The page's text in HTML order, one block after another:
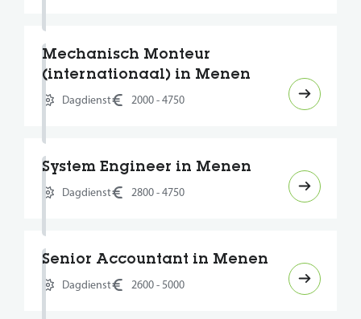
Mechanisch Monteur
(internationaal) in Menen
Dagdienst 2000 - 4750
System Engineer in Menen
Dagdienst 2800 - 4750
Senior Accountant in Menen
Dagdienst 2600 - 5000